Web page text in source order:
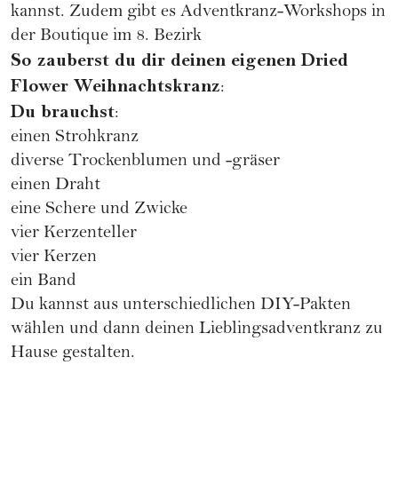
kannst. Zudem gibt es Adventkranz-Workshops in
der Boutique im 8. Bezirk
So zauberst du dir deinen eigenen Dried
Flower Weihnachtskranz:
Du brauchst:
einen Strohkranz
diverse Trockenblumen und -gräser
einen Draht
eine Schere und Zwicke
vier Kerzenteller
vier Kerzen
ein Band
Du kannst aus unterschiedlichen DIY-Pakten
wählen und dann deinen Lieblingsadventkranz zu
Hause gestalten.